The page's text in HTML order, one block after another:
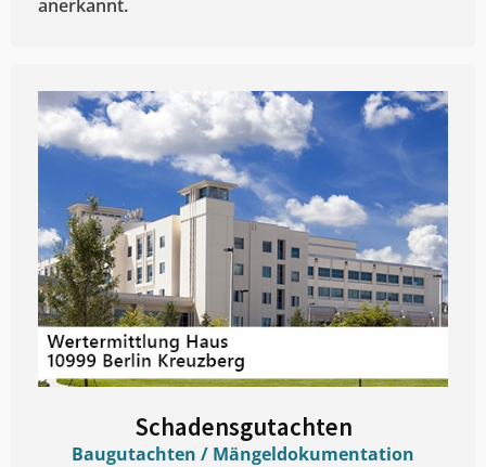
anerkannt.
Schadensgutachten
Baugutachten / Mängeldokumentation